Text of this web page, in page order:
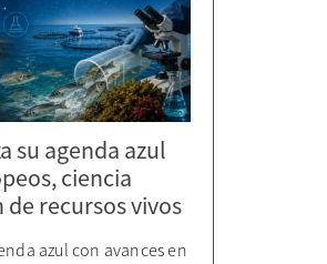
su agenda azul
ciencia
recursos vivos
azul con avances en